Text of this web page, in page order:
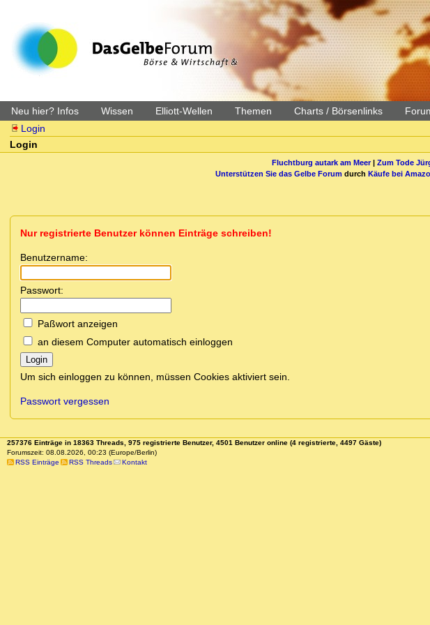
Neu hier? Infos Wissen Elliott-Wellen Themen Charts / Börsenlinks
Login
Login
Fluchtburg autark am Meer| Zum Tode
Unterstützen Sie das Gelbe Forum durch Käufe bei
Nur registrierte Benutzer können Einträge schreiben!
Benutzername:
Passwort:
Paßwort anzeigen
an diesem Computer automatisch einloggen
Login
Um sich einloggen zu können, müssen Cookies aktiviert sein.
Passwort vergessen
257376 Einträge in 18363 Threads, 975 registrierte Benutzer, 4501 Benutzer online (4 registrierte, 4497 Gäste)
Forumszeit: 08.08.2026, 00:23 (Europe/Berlin)
RSS Einträge
RSS Threads Kontakt